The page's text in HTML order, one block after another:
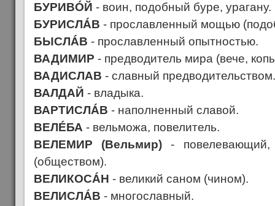
БУРИВÓЙ - воин, подобный буре, урагану.
БУРИСЛÁВ - прославленный мощью
БЫСЛÁВ - прославленный опытностью.
ВАДИМИР - предводитель мира (вече,
ВАДИСЛАВ - славный предводительством.
ВАЛДАЙ - владыка.
ВАРТИСЛÁВ - наполненный славой.
ВЕЛÉБА - вельможа, повелитель.
ВЕЛЕМИР (Вельмир)-
(обществом).
ВЕЛИКОСÁН - великий саном (чином).
ВЕЛИСЛÁВ - многославный.